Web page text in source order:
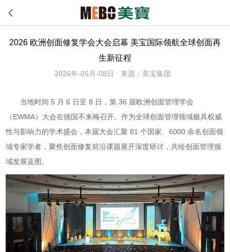
2026 欧洲创面修复学会大会启幕 美宝国际领航全球创面再
生新征程
2026年-05月-08日 来源：美宝集团
当地时间 5 月 6 日至 8 日，第 36 届欧洲创面管理学会
（EWMA）大会在德国不来梅召开。作为全球创面管理领域极具权威
性与影响力的学术盛会，本届大会汇聚 81 个国家、6000 余名创面领
域专家学者，聚焦创面修复前沿课题展开深度研讨，共绘创面管理领
域发展蓝图。